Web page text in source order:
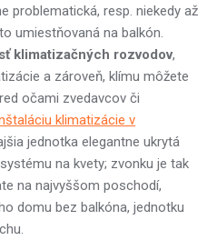
problematická, resp. niekedy až
umiestňovaná na balkón.
klimatizačných rozvodov,
a zároveň, klímu môžete
očami zvedavcov či
klimatizácie v
jednotka elegantne ukrytá
na kvety; zvonku je tak
na najvyššom poschodí,
domu bez balkóna, jednotku